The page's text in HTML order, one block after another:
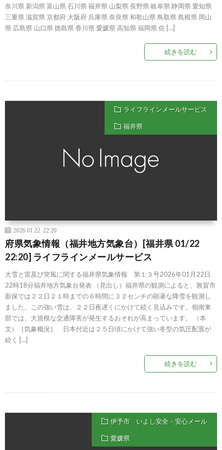
奈川県 新潟県 富山県 石川県 福井県 山梨県 長野県 岐阜県 静岡県 愛知県
三重県 滋賀県 京都府 大阪府 兵庫県 奈良県 和歌山県 鳥取県 島根県 岡山
県 広島県 山口県 徳島県 香川県 愛媛県 高知県 福岡県 佐 […]
続きを読む
ライフラインメールサービス
福井県
2026.01.22 22:20
府県気象情報（福井地方気象台）[福井県 01/22
22:20] ライフラインメールサービス
大雪と雷及び突風に関する福井県気象情報 第１３号2026年01月22日
22時18分福井地方気象台発表 （見出し）福井県の観測によると、敦賀市
新保では２２日２１時までの６時間に３２センチの顕著な降雪を観測し
ました。この強い雪は、２２日夜遅くにかけて続く見込みです。嶺南東
部では、大規模な交通障害が発生するおそれが高まっています。 （本
文）［気象概況］ 日本付近は２５日頃にかけて強い冬型の気圧配置が
続く […]
続きを読む
伊予市 いよし安全・安心メール
愛媛県